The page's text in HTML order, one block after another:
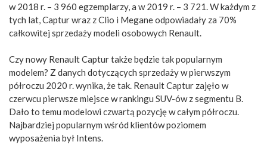
w 2018 r. – 3 960 egzemplarzy, a w 2019 r. – 3 721. W każdym z
tych lat, Captur wraz z Clio i Megane odpowiadały za 70%
całkowitej sprzedaży modeli osobowych Renault.
Czy nowy Renault Captur także będzie tak popularnym
modelem? Z danych dotyczących sprzedaży w pierwszym
półroczu 2020 r. wynika, że tak. Renault Captur zajęło w
czerwcu pierwsze miejsce w rankingu SUV-ów z segmentu B.
Dało to temu modelowi czwartą pozycję w całym półroczu.
Najbardziej popularnym wśród klientów poziomem
wyposażenia był Intens.